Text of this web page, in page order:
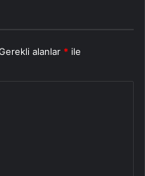
alanlar * ile